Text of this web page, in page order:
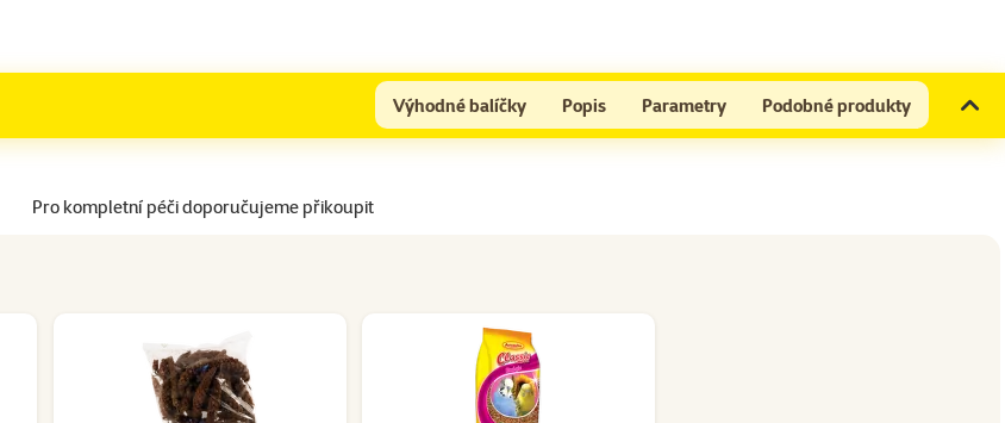
Výhodné balíčky Popis Parametry Podobné produkty
Pro kompletní péči doporučujeme přikoupit